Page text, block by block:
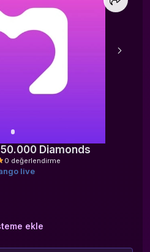
Diamonds
0 değerlendirme
live
ekle